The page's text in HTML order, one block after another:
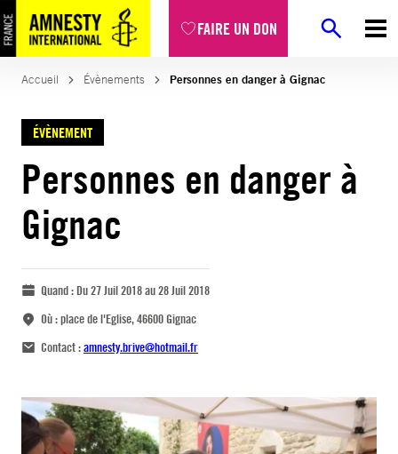
FAIRE UN DON
Accueil Évènements Personnes en danger à Gignac
ÉVÈNEMENT
Personnes en danger à
Gignac
Quand :Du 27 Juil 2018 au 28 Juil 2018
Où :place de l'Eglise, 46600 Gignac
Contact :amnesty.brive@hotmail.fr